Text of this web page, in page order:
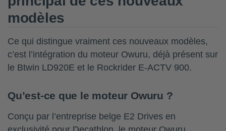
modèles
Ce qui distingue vraiment ces nouveaux modèles,
c’est l’intégration du moteur Owuru, déjà présent sur
le Btwin LD920E et le Rockrider E-ACTV 900.
Qu’est-ce que le moteur Owuru ?
Conçu par l’entreprise belge E2 Drives en